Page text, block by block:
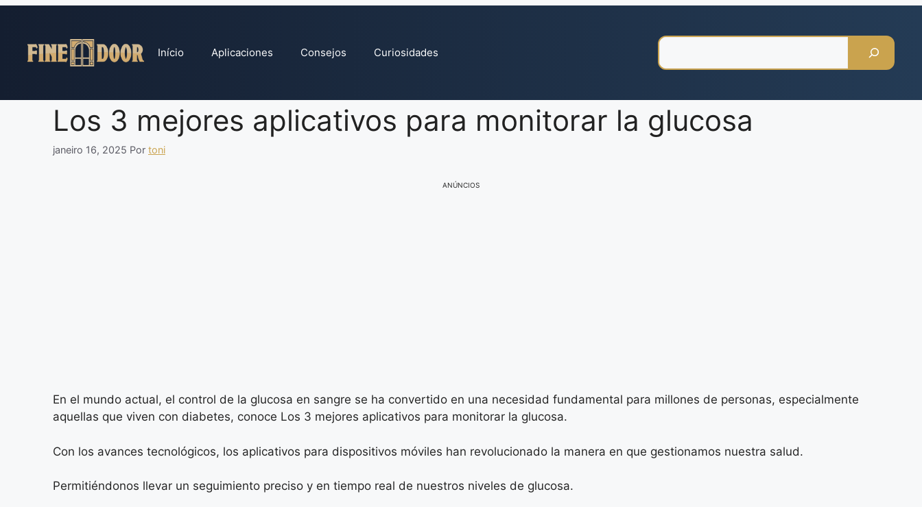
conteúdo
Início Aplicaciones Consejos Curiosidades
Los 3 mejores aplicativos para monitorar la glucosa
janeiro 16, 2025 Por toni
ANÚNCIOS
En el mundo actual, el control de la glucosa en sangre se ha convertido en una necesidad fundamental para millones de personas, especialmente
aquellas que viven con diabetes, conoce Los 3 mejores aplicativos para monitorar la glucosa.
Con los avances tecnológicos, los aplicativos para dispositivos móviles han revolucionado la manera en que gestionamos nuestra salud.
Permitiéndonos llevar un seguimiento preciso y en tiempo real de nuestros niveles de glucosa.